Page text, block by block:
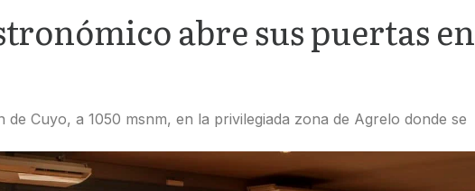
abre sus puertas en
Cuyo, a 1050 msnm, en la privilegiada zona de Agrelo donde se